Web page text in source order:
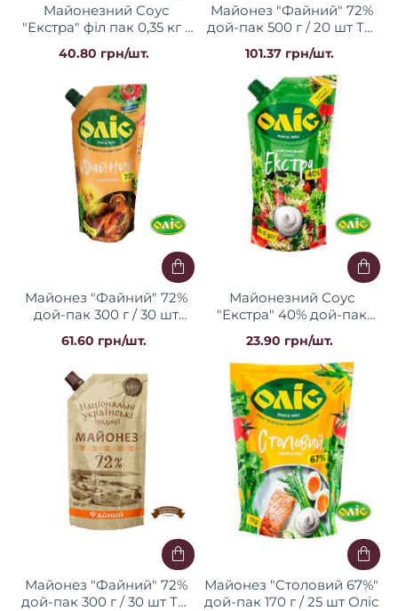
Майонезний Соус
"Екстра" філ пак 0,35 кг /
33 шт Оліс
40.80 грн/шт.
Майонез "Файний" 72%
дой-пак 500 г / 20 шт ТМ
101.37 грн/шт.
Майонез "Файний" 72%
дой-пак 300 г / 30 шт
61.60 грн/шт.
Майонезний Соус
"Екстра" 40% дой-пак
0.17 кг / 25 шт Оліс
23.90 грн/шт.
Майонез "Файний" 72%
дой-пак 300 г / 30 шт ТМ
Майонез "Cтоловий 67%"
дой-пак 170 г / 25 шт Оліс